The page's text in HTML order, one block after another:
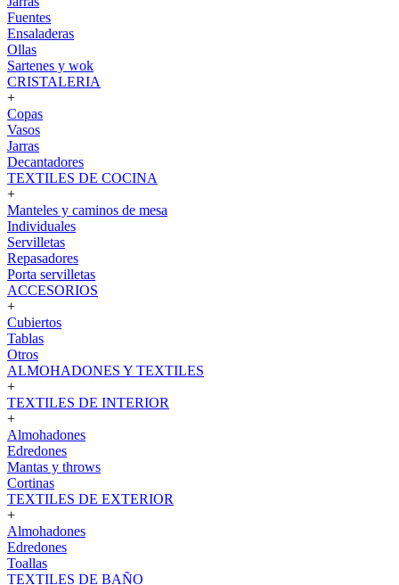
Fuentes
Ensaladeras
Ollas
Sartenes y wok
CRISTALERIA
+
Copas
Vasos
Jarras
Decantadores
TEXTILES DE COCINA
+
Manteles y caminos de mesa
Individuales
Servilletas
Repasadores
Porta servilletas
ACCESORIOS
+
Cubiertos
Tablas
Otros
ALMOHADONES Y TEXTILES
+
TEXTILES DE INTERIOR
+
Almohadones
Edredones
Mantas y throws
Cortinas
TEXTILES DE EXTERIOR
+
Almohadones
Edredones
Toallas
TEXTILES DE BAÑO